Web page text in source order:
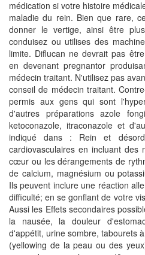
médication si votre histoire
maladie du rein. Bien que rare,
donner le vertige, ainsi être
conduisez ou utilises des
limite. Diflucan ne devrait pas
en devenant pregnantor
médecin traitant. N'utilisez pas
conseil de médecin traitant.
permis aux gens qui sont
d'autres préparations azole
ketoconazole, itraconazole et
indiqué dans : Rein et
cardiovasculaires en incluant
cœur ou les dérangements de
de calcium, magnésium ou
Ils peuvent inclure une réaction
difficulté; en se gonflant de votre
Aussi les Effets secondaires
la nausée, la douleur
d'appétit, urine sombre, tabourets
(yellowing de la peau ou des